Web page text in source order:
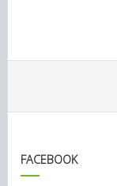
FACEBOOK